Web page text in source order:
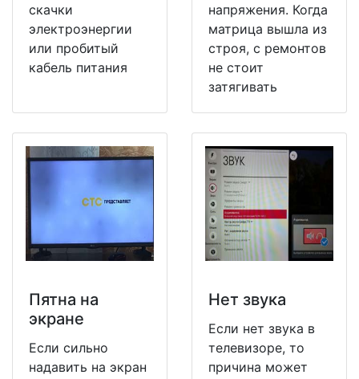
скачки
электроэнергии
или пробитый
кабель питания
напряжения. Когда
матрица вышла из
строя, с ремонтов
не стоит
затягивать
Пятна на
экране
Если сильно
надавить на экран
Нет звука
Если нет звука в
телевизоре, то
причина может